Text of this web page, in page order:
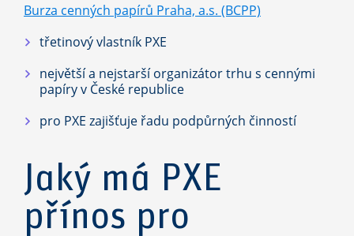
Burza cenných papírů Praha, a.s. (BCPP)
třetinový vlastník PXE
největší a nejstarší organizátor trhu s cennými
papíry v České republice
pro PXE zajišťuje řadu podpůrných činností
Jaký má PXE
přínos pro